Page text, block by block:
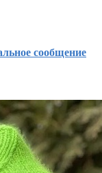
сообщение